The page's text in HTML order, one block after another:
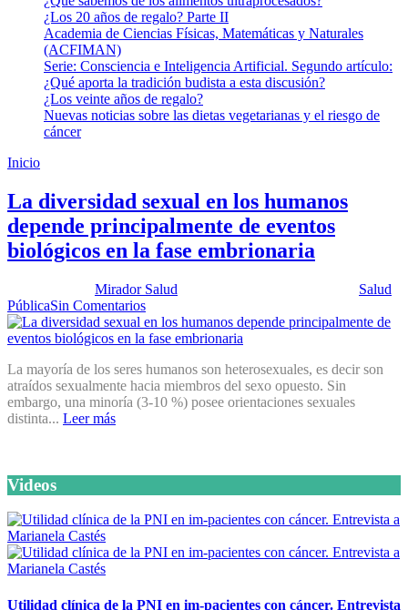
¿Los 20 años de regalo? Parte II
Academia de Ciencias Físicas, Matemáticas y Naturales
(ACFIMAN)
Serie: Consciencia e Inteligencia Artificial. Segundo artículo:
¿Qué aporta la tradición budista a esta discusión?
¿Los veinte años de regalo?
Nuevas noticias sobre las dietas vegetarianas y el riesgo de
cáncer
Inicio
La diversidad sexual en los humanos
depende principalmente de eventos
biológicos en la fase embrionaria
Mirador Salud
Salud
PúblicaSin Comentarios
La mayoría de los seres humanos son heterosexuales, es decir son
atraídos sexualmente hacia miembros del sexo opuesto. Sin
embargo, una minoría (3-10 %) posee orientaciones sexuales
distinta... Leer más
Videos
Utilidad clínica de la PNI en im-pacientes con cáncer. Entrevista